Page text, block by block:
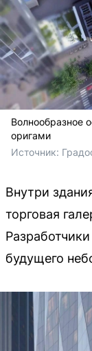
Волнообразное
оригами
Источник:
Внутри
торговая
будущего